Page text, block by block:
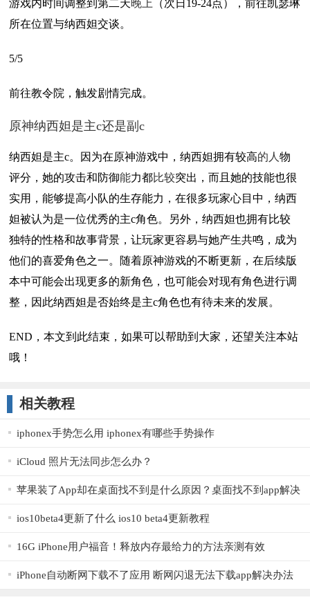
游戏内时间调整到第二天晚上
（次日19-24点），前往凯瑟琳
所在位置与纳西妲交谈。
5/5
前往教令院，触发剧情完成。
原神纳西妲是主c还是副c
纳西妲是主c。因为在原神游戏中，纳西妲拥有较高的人 物
评分，她的攻击和防御能力都比较突出，而且她的技能也很
实用，能够提高小队的生存能力，在很多玩家心目中，纳西
妲被认为是一位优秀的主c角色。另外，纳西妲也拥有比较
独特的性格和故事背景，让玩家更容易与她产生共鸣，成为
他们的喜爱角色之一。随着原神游戏的不断更新，在后续版
本中可能会出现更多的新角色，也可能会对现有角色进行调
整，因此纳西妲是否始终是主c角色也有待未来的发展。
END，本文到此结束，如果可以帮助到大家，还望关注本站
哦！
相关教程
iphonex手势怎么用 iphonex有哪些手势操作
iCloud 照片无法同步怎么办？
苹果装了App却在桌面找不到是什么原因？桌面找不到app解决
ios10beta4更新了什么 ios10 beta4更新教程
16G iPhone用户福音！释放内存最给力的方法亲测有效
iPhone自动断网下载不了应用 断网闪退无法下载app解决办法